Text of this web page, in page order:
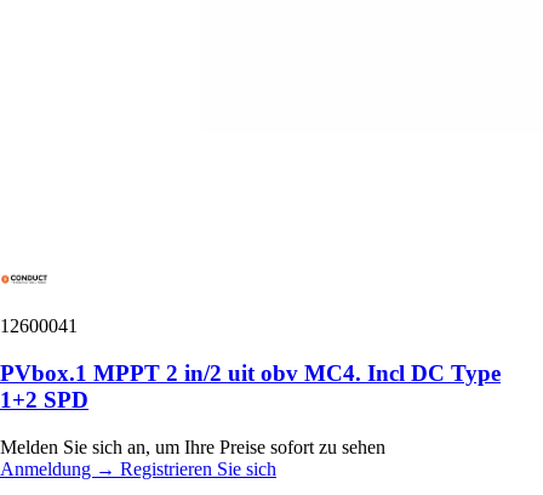
12600041
PVbox.1 MPPT 2 in/2 uit obv MC4. Incl DC Type
1+2 SPD
Melden Sie sich an, um Ihre Preise sofort zu sehen
Anmeldung → Registrieren Sie sich